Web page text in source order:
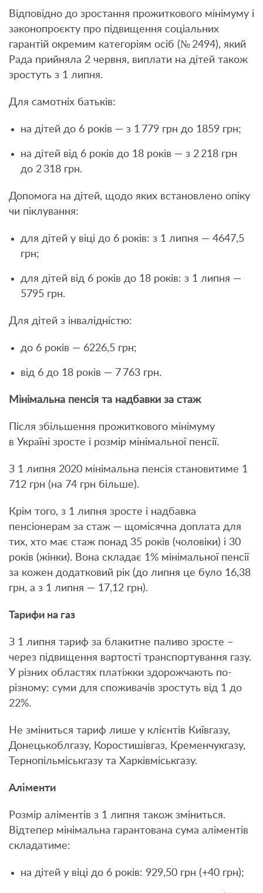
Відповідно до зростання прожиткового мінімуму і
законопроєкту про підвищення соціальних
гарантій окремим категоріям осіб (№ 2494), який
Рада прийняла 2 червня, виплати на дітей також
зростуть з 1 липня.
Для самотніх батьків:
на дітей до 6 років — з 1 779 грн до 1859 грн;
на дітей від 6 років до 18 років — з 2 218 грн
до 2 318 грн.
Допомога на дітей, щодо яких встановлено опіку
чи піклування:
для дітей у віці до 6 років: з 1 липня — 4647,5
грн;
для дітей від 6 років до 18 років: з 1 липня —
5795 грн.
Для дітей з інвалідністю:
до 6 років — 6226,5 грн;
від 6 до 18 років — 7 763 грн.
Мінімальна пенсія та надбавки за стаж
Після збільшення прожиткового мінімуму
в Україні зросте і розмір мінімальної пенсії.
З 1 липня 2020 мінімальна пенсія становитиме 1
712 грн (на 74 грн більше).
Крім того, з 1 липня зросте і надбавка
пенсіонерам за стаж — щомісячна доплата для
тих, хто має стаж понад 35 років (чоловіки) і 30
років (жінки). Вона складає 1% мінімальної пенсії
за кожен додатковий рік (до липня це було 16,38
грн, а з 1 липня — 17,12 грн).
Тарифи на газ
З 1 липня тариф за блакитне паливо зросте –
через підвищення вартості транспортування газу.
У різних областях платіжки здорожчають по-
різному: суми для споживачів зростуть від 1 до
22%.
Не зміниться тариф лише у клієнтів Київгазу,
Донецькоблгазу, Коростишівгаз, Кременчукгазу,
Тернопільміськгазу та Харківміськгазу.
Аліменти
Розмір аліментів з 1 липня також зміниться.
Відтепер мінімальна гарантована сума аліментів
складатиме:
на дітей у віці до 6 років: 929,50 грн (+40 грн);